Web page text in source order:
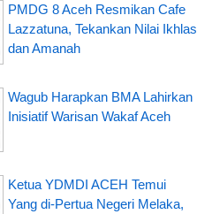
PMDG 8 Aceh Resmikan Cafe
Lazzatuna, Tekankan Nilai Ikhlas
dan Amanah
Wagub Harapkan BMA Lahirkan
Inisiatif Warisan Wakaf Aceh
Ketua YDMDI ACEH Temui
Yang di-Pertua Negeri Melaka,